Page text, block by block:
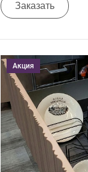
Заказать
Акция